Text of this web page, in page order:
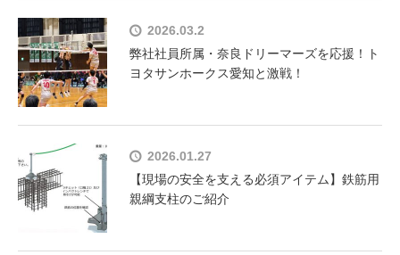
2026.03.2
弊社社員所属・奈良ドリーマーズを応援！ト
ヨタサンホークス愛知と激戦！
2026.01.27
【現場の安全を支える必須アイテム】鉄筋用
親綱支柱のご紹介